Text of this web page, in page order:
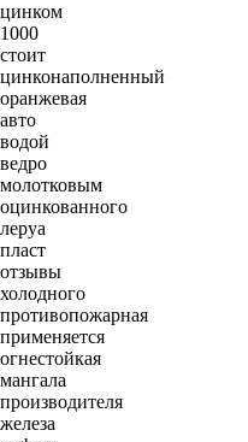
цинком
1000
стоит
цинконаполненный
оранжевая
авто
водой
ведро
молотковым
оцинкованного
леруа
пласт
отзывы
холодного
противопожарная
применяется
огнестойкая
мангала
производителя
железа